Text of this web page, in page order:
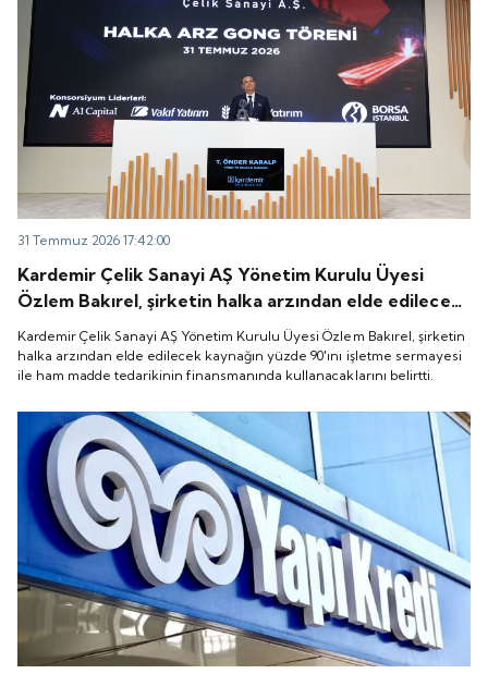
31 Temmuz 2026 17:42:00
Kardemir Çelik Sanayi AŞ Yönetim Kurulu Üyesi
Özlem Bakırel, şirketin halka arzından elde edilecek
kaynağın yüzde 90'ını işletme sermayesi ile ham
madde tedarikinin finansmanında kullanacaklarını
belirtti.
Kardemir Çelik Sanayi AŞ Yönetim Kurulu Üyesi Özlem Bakırel, şirketin
halka arzından elde edilecek kaynağın yüzde 90'ını işletme sermayesi
ile ham madde tedarikinin finansmanında kullanacaklarını belirtti.